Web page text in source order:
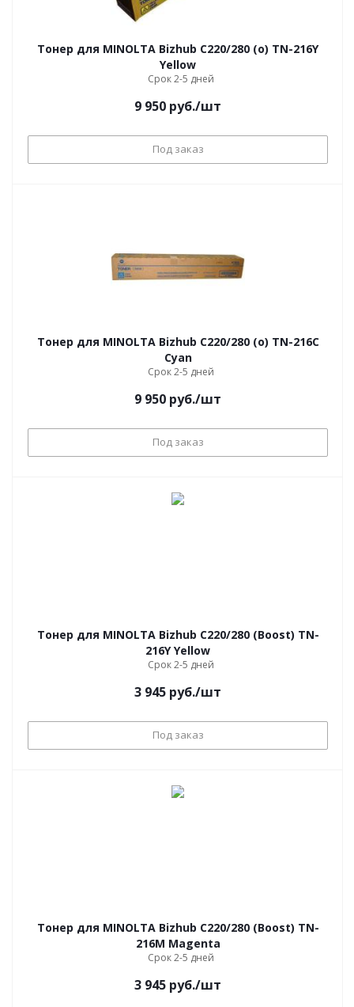
Тонер для MINOLTA Bizhub С220/280 (o) TN-216Y
Yellow
Срок 2-5 дней
9 950 руб./шт
Под заказ
Тонер для MINOLTA Bizhub С220/280 (o) TN-216C
Cyan
Срок 2-5 дней
9 950 руб./шт
Под заказ
Тонер для MINOLTA Bizhub С220/280 (Boost) TN-
216Y Yellow
Срок 2-5 дней
3 945 руб./шт
Под заказ
Тонер для MINOLTA Bizhub С220/280 (Boost) TN-
216M Magenta
Срок 2-5 дней
3 945 руб./шт